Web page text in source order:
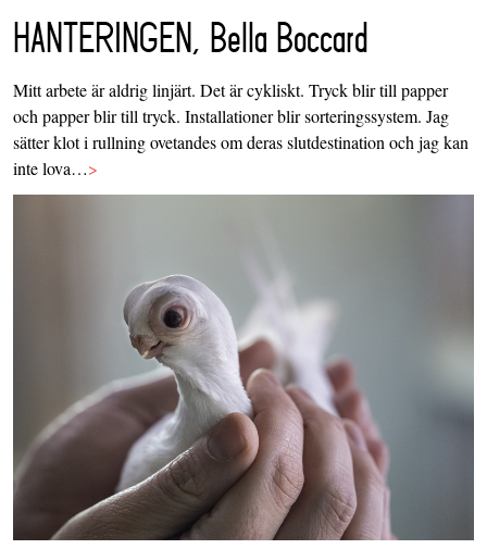
HANTERINGEN, Bella Boccard
Mitt arbete är aldrig linjärt. Det är cykliskt. Tryck blir till papper
och papper blir till tryck. Installationer blir sorteringssystem. Jag
sätter klot i rullning ovetandes om deras slutdestination och jag kan
inte lova…>